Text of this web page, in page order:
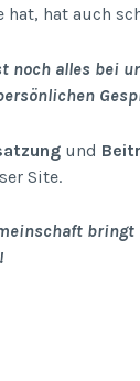
hat, hat auch
noch alles bei
und
Site.
bringt